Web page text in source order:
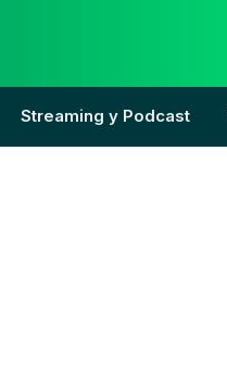
Streaming y Podcast